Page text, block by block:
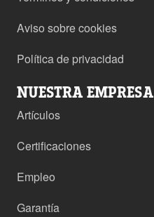
Aviso sobre cookies
Política de privacidad
NUESTRA EMPRESA
Artículos
Certificaciones
Empleo
Garantía